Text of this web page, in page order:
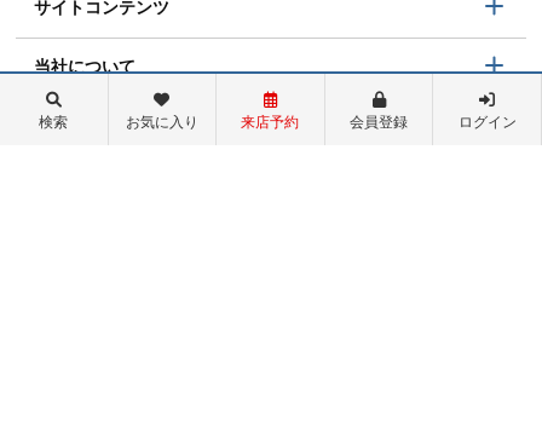
サイトコンテンツ
当社について
検索 お気に入り 来店予約 会員登録 ログイン